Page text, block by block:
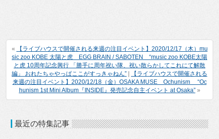
«
【ライブハウスで開催される来週の注目イベント】2020/12/17（木）mu
sic zoo KOBE 太陽と虎 EGG BRAIN / SABOTEN “music zoo KOBE太陽
と虎 10周年記念興行 「勝手に周年祝い隊、祝い散らかしてこれにて解散
編」 おれたちゃやっぱここがすっきゃねん”
【ライブハウスで開催される
来週の注目イベント】2020/12/18（金）OSAKA MUSE Ochunism “Oc
hunism 1st Mini Album『INSIDE』発売記念自主イベント at Osaka”»
最近の特集記事